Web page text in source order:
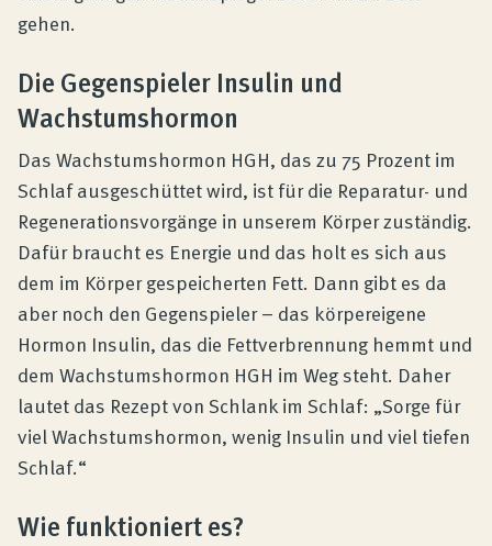
gehen.
Die Gegenspieler Insulin und
Wachstumshormon
Das Wachstumshormon HGH, das zu 75 Prozent im
Schlaf ausgeschüttet wird, ist für die Reparatur- und
Regenerationsvorgänge in unserem Körper zuständig.
Dafür braucht es Energie und das holt es sich aus
dem im Körper gespeicherten Fett. Dann gibt es da
aber noch den Gegenspieler – das körpereigene
Hormon Insulin, das die Fettverbrennung hemmt und
dem Wachstumshormon HGH im Weg steht. Daher
lautet das Rezept von Schlank im Schlaf: „Sorge für
viel Wachstumshormon, wenig Insulin und viel tiefen
Schlaf.“
Wie funktioniert es?